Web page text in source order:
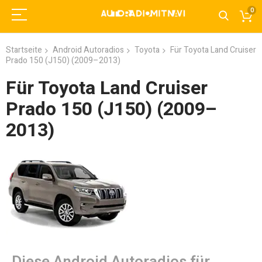
0
Startseite Android Autoradios Toyota
Für Toyota Land Cruiser
Prado 150 (J150) (2009–2013)
Für Toyota Land Cruiser
Prado 150 (J150) (2009–
2013)